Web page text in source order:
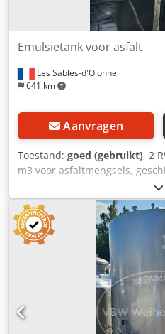
Les Sables-d'Olonne
641 km
Emulsietank voor asfalt
Aanvragen
Toestand: goed (gebruikt), 2
m3 voor asfaltmengsels,
Diameter: 3,15 m. Lengte: